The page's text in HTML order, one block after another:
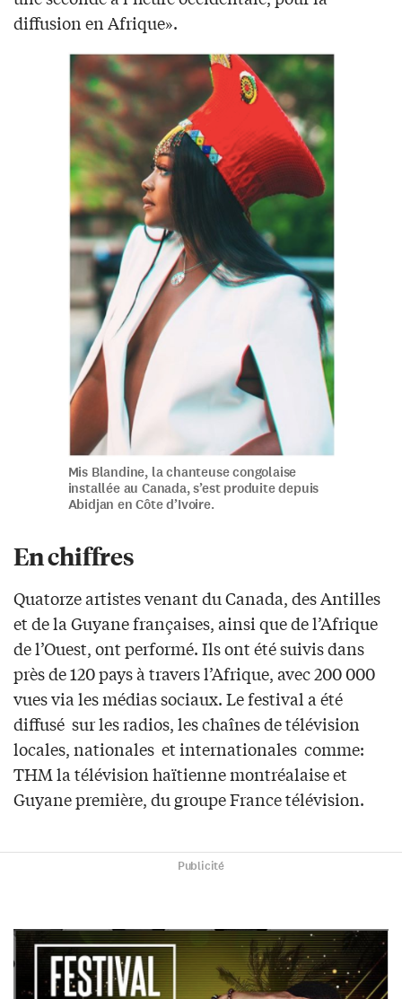
diffusion en Afrique».
Mis Blandine, la chanteuse congolaise
installée au Canada, s’est produite depuis
Abidjan en Côte d’Ivoire.
En chiffres
Quatorze artistes venant du Canada, des Antilles
et de la Guyane françaises, ainsi que de l’Afrique
de l’Ouest, ont performé. Ils ont été suivis dans
près de 120 pays à travers l’Afrique, avec 200 000
vues via les médias sociaux. Le festival a été
diffusé sur les radios, les chaînes de télévision
locales, nationales et internationales comme:
THM la télévision haïtienne montréalaise et
Guyane première, du groupe France télévision.
Publicité